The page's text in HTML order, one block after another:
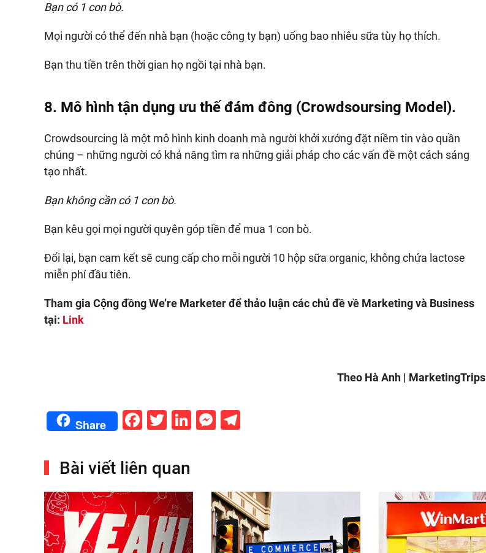
Bạn có 1 con bò.
Mọi người có thể đến nhà bạn (hoặc công ty bạn) uống bao nhiêu sữa tùy họ thích.
Bạn thu tiền trên thời gian họ ngồi tại nhà bạn.
8. Mô hình tận dụng ưu thế đám đông (Crowdsoursing Model).
Crowdsourcing là một mô hình kinh doanh mà người khởi xướng đặt niềm tin vào quần
chúng – những người có khả năng tìm ra những giải pháp cho các vấn đề một cách sáng
tạo nhất.
Bạn không cần có 1 con bò.
Bạn kêu gọi mọi người quyên góp tiền để mua 1 con bò.
Đổi lại, bạn cam kết sẽ cung cấp cho mỗi người 10 hộp sữa organic, không chứa lactose
miễn phí đầu tiên.
Tham gia Cộng đồng We’re Marketer để thảo luận các chủ đề về Marketing và Business
tại: Link
Theo Hà Anh | MarketingTrips
Share Facebook
Twitter
LinkedIn
Messenger
Bài viết liên quan